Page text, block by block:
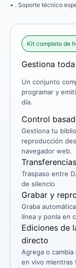
. Soporte técnico
Kit completo de
Gestiona
Un conjunto
programar y
día.
Control
Gestiona tu
reproducción
navegador web.
Traspaso entre
de silencio
Grabar y
Graba
línea y ponla en
Ediciones de
directo
Agrega o
en vivo mientras